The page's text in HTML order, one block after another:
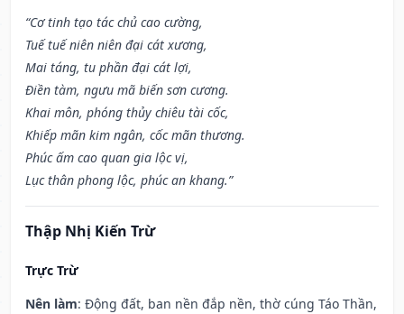
“Cơ tinh tạo tác chủ cao cường,
Tuế tuế niên niên đại cát xương,
Mai táng, tu phần đại cát lợi,
Điền tàm, ngưu mã biến sơn cương.
Khai môn, phóng thủy chiêu tài cốc,
Khiếp mãn kim ngân, cốc mãn thương.
Phúc ấm cao quan gia lộc vị,
Lục thân phong lộc, phúc an khang.”
Thập Nhị Kiến Trừ
Trực Trừ
Nên làm: Động đất, ban nền đắp nền, thờ cúng Táo Thần,